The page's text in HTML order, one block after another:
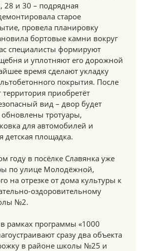
28 и 30 – подрядная
старое
провела планировку
бортовые камни вокруг
специалисты формируют
и уплотняют его дорожной
время сделают укладку
покрытия. После
приобретёт
вид – двор будет
тротуары,
для автомобилей и
детская площадка.
году в посёлке Славянка уже
по улице Молодёжной,
на отрезке от дома культуры к
оздоровительному
№2.
рамках программы «1000
сразу два объекта
в районе школы №25 и